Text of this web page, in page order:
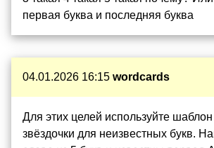
первая буква и последняя буква
04.01.2026 16:15 wordcards
Для этих целей используйте
звёздочки для неизвестных букв.